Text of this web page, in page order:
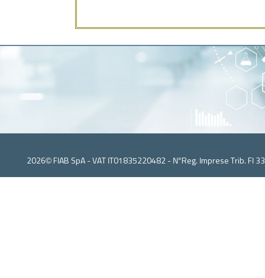
2026© FIAB SpA - VAT IT01835220482 - N°Reg. Imprese Trib. FI